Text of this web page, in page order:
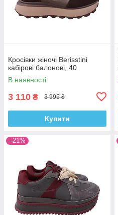
Кросівки жіночі Berisstini
кабірові балонові, 40
В наявності
3 110 ₴ 3 995 ₴
Купити
–21%